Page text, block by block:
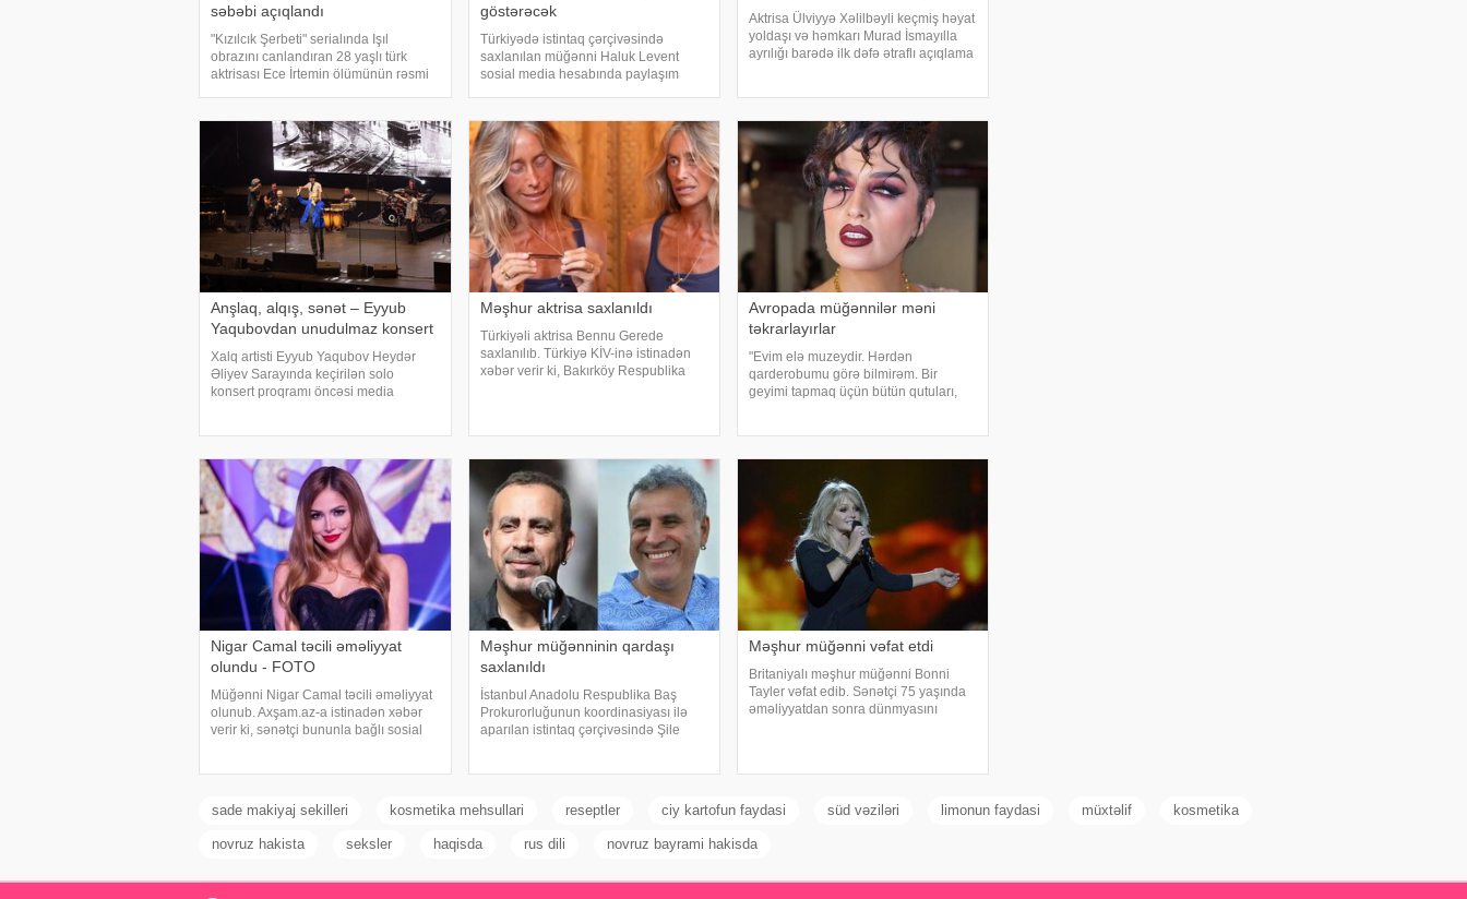
səbəbi açıqlandı
"Kızılcık Şerbeti" serialında Işıl
obrazını canlandıran 28 yaşlı türk
aktrisası Ece İrtemin ölümünün rəsmi
Türkiyə Məhkəmə-Tibb İnstitutunun
rəyinə istinadə
göstərəcək
Türkiyədə istintaq çərçivəsində
saxlanılan müğənni Haluk Levent
sosial media hesabında paylaşım
istinadən xəbər verir ki, Levent şəxsi
həyatı ilə Ahba
Aktrisa Ülviyyə Xəlilbəyli keçmiş həyat
yoldaşı və həmkarı Murad İsmayılla
ayrılığı barədə ilk dəfə ətraflı açıqlama
Anşlaq, alqış, sənət – Eyyub
Yaqubovdan unudulmaz konsert
Xalq artisti Eyyub Yaqubov Heydər
Əliyev Sarayında keçirilən solo
konsert proqramı öncəsi media
sənətkarın sözlərin
Məşhur aktrisa saxlanıldı
Türkiyəli aktrisa Bennu Gerede
saxlanılıb. Türkiyə KİV-inə istinadən
xəbər verir ki, Bakırköy Respublika
Avropada müğənnilər məni
təkrarlayırlar
"Evim elə muzeydir. Hərdən
qarderobumu görə bilmirəm. Bir
geyimi tapmaq üçün bütün qutuları,
Əməkdar artis
Nigar Camal təcili əməliyyat
olundu - FOTO
Müğənni Nigar Camal təcili əməliyyat
olunub. Axşam.az-a istinadən xəbər
verir ki, sənətçi bununla bağlı sosial
Məşhur müğənninin qardaşı
saxlanıldı
İstanbul Anadolu Respublika Baş
Prokurorluğunun koordinasiyası ilə
aparılan istintaq çərçivəsində Şile
Məşhur müğənni vəfat etdi
Britaniyalı məşhur müğənni Bonni
Tayler vəfat edib. Sənətçi 75 yaşında
əməliyyatdan sonra dünmyasını
sade makiyaj sekilleri kosmetika mehsullari reseptler ciy kartofun faydasi süd vəziləri limonun faydasi müxtəlif kosmetika
novruz hakista seksler haqisda rus dili novruz bayrami hakisda